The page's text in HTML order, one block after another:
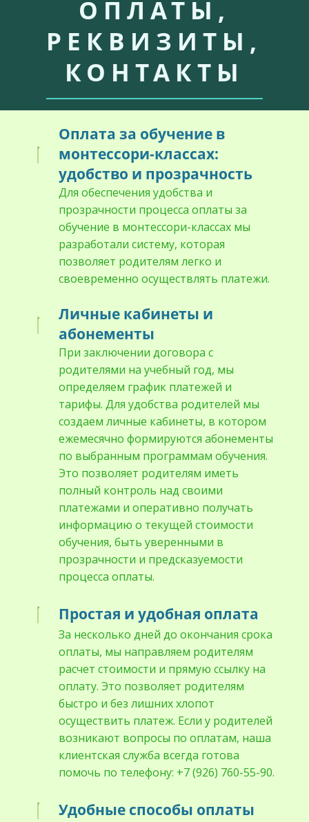
ОПЛАТЫ,
РЕКВИЗИТЫ,
КОНТАКТЫ
Оплата за обучение в
монтессори-классах:
удобство и прозрачность
Для обеспечения удобства и
прозрачности процесса оплаты за
обучение в монтессори-классах мы
разработали систему, которая
позволяет родителям легко и
своевременно осуществлять платежи.
Личные кабинеты и
абонементы
При заключении договора с
родителями на учебный год, мы
определяем график платежей и
тарифы. Для удобства родителей мы
создаем личные кабинеты, в котором
ежемесячно формируются абонементы
по выбранным программам обучения.
Это позволяет родителям иметь
полный контроль над своими
платежами и оперативно получать
информацию о текущей стоимости
обучения, быть уверенными в
прозрачности и предсказуемости
процесса оплаты.
Простая и удобная оплата
За несколько дней до окончания срока
оплаты, мы направляем родителям
расчет стоимости и прямую ссылку на
оплату. Это позволяет родителям
быстро и без лишних хлопот
осуществить платеж. Если у родителей
возникают вопросы по оплатам, наша
клиентская служба всегда готова
помочь по телефону: +7 (926) 760-55-90.
Удобные способы оплаты